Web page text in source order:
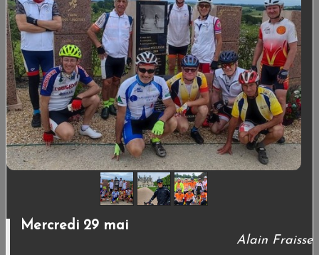
Mercredi 29 mai
Alain Fraisse